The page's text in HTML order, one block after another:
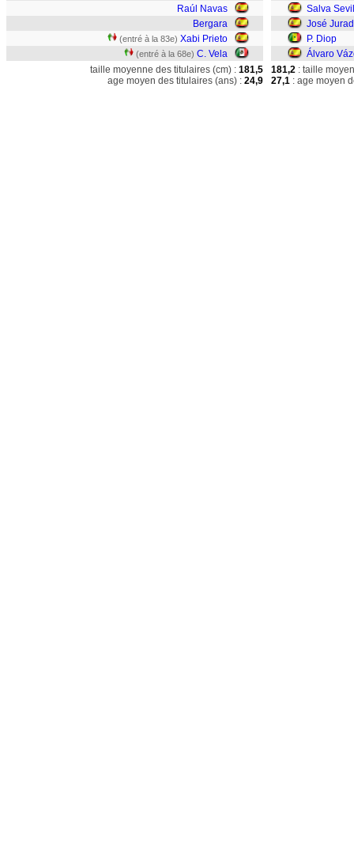
Raúl Navas
Bergara
(entré à la 83e) Xabi Prieto
(entré à la 68e) C. Vela
Salva
José
P. Diop
Álvaro
taille moyenne des titulaires (cm) : 181,5
age moyen des titulaires (ans) : 24,9
181,2 : taille
27,1 : age moyen